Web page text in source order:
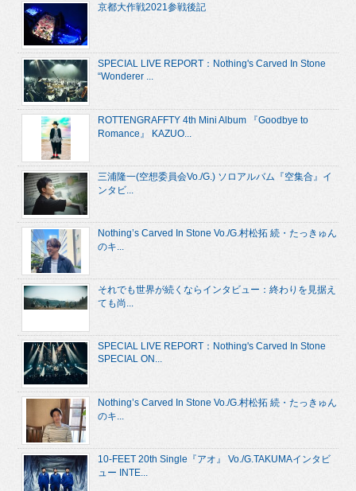
京都大作戦2021参戦後記
SPECIAL LIVE REPORT：Nothing's Carved In Stone
“Wonderer ...
ROTTENGRAFFTY 4th Mini Album 『Goodbye to
Romance』 KAZUO...
三浦隆一(空想委員会Vo./G.) ソロアルバム『空集合』イ
ンタビ...
Nothing’s Carved In Stone Vo./G.村松拓 続・たっきゅん
のキ...
それでも世界が続くならインタビュー：終わりを見据え
ても尚...
SPECIAL LIVE REPORT：Nothing's Carved In Stone
SPECIAL ON...
Nothing’s Carved In Stone Vo./G.村松拓 続・たっきゅん
のキ...
10-FEET 20th Single『アオ』 Vo./G.TAKUMAインタビ
ュー INTE...